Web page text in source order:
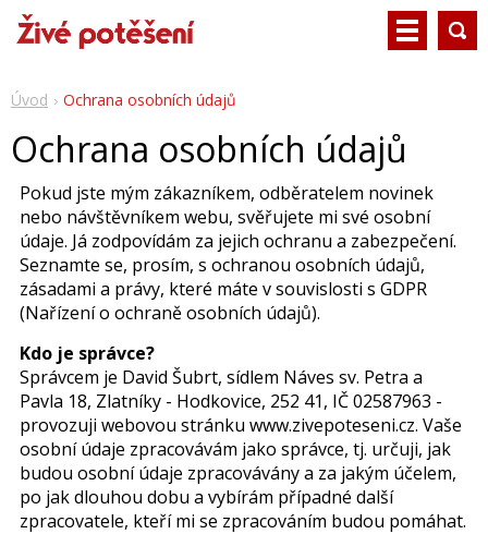
Úvod Ochrana osobních údajů
Ochrana osobních údajů
Pokud jste mým zákazníkem, odběratelem novinek
nebo návštěvníkem webu, svěřujete mi své osobní
údaje. Já zodpovídám za jejich ochranu a zabezpečení.
Seznamte se, prosím, s ochranou osobních údajů,
zásadami a právy, které máte v souvislosti s GDPR
(Nařízení o ochraně osobních údajů).
Kdo je správce?
Správcem je David Šubrt, sídlem Náves sv. Petra a
Pavla 18, Zlatníky - Hodkovice, 252 41, IČ 02587963 -
provozuji webovou stránku www.zivepoteseni.cz. Vaše
osobní údaje zpracovávám jako správce, tj. určuji, jak
budou osobní údaje zpracovávány a za jakým účelem,
po jak dlouhou dobu a vybírám případné další
zpracovatele, kteří mi se zpracováním budou pomáhat.